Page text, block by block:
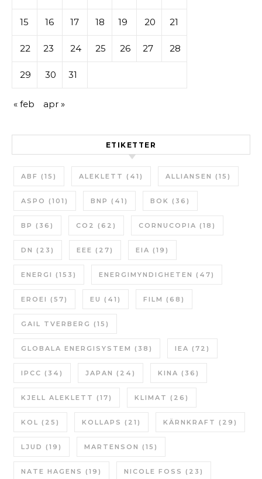
15 16 17 18 19 20 21
22 23 24 25 26 27 28
29 30 31
« feb apr »
ETIKETTER
ABF (15) ALEKLETT (41) ALLIANSEN (15)
ASPO (101) BNP (41) BOK (36)
BP (36) CO2 (62) CORNUCOPIA (18)
DN (23) EEE (27) EIA (19)
ENERGI (153) ENERGIMYNDIGHETEN (47)
EROEI (57) EU (41) FILM (68)
GAIL TVERBERG (15)
GLOBALA ENERGISYSTEM (38) IEA (72)
IPCC (34) JAPAN (24) KINA (36)
KJELL ALEKLETT (17) KLIMAT (26)
KOL (25) KOLLAPS (21) KÄRNKRAFT (29)
LJUD (19) MARTENSON (15)
NATE HAGENS (19) NICOLE FOSS (23)